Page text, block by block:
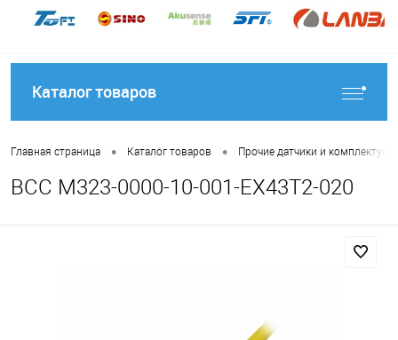
Каталог товаров
Главная страница • Каталог товаров • Прочие датчики и
BCC M323-0000-10-001-EX43T2-020